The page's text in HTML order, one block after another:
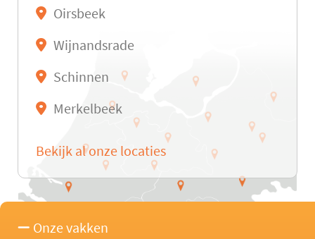
Oirsbeek
Wijnandsrade
Schinnen
Merkelbeek
Bekijk al onze locaties
Onze vakken